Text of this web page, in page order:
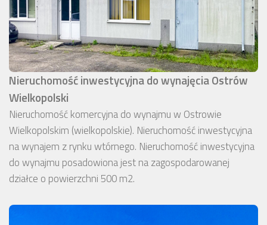
Nieruchomość inwestycyjna do wynajęcia Ostrów
Wielkopolski
Nieruchomość komercyjna do wynajmu w Ostrowie
Wielkopolskim (wielkopolskie). Nieruchomość inwestycyjna
na wynajem z rynku wtórnego. Nieruchomość inwestycyjna
do wynajmu posadowiona jest na zagospodarowanej
działce o powierzchni 500 m2.